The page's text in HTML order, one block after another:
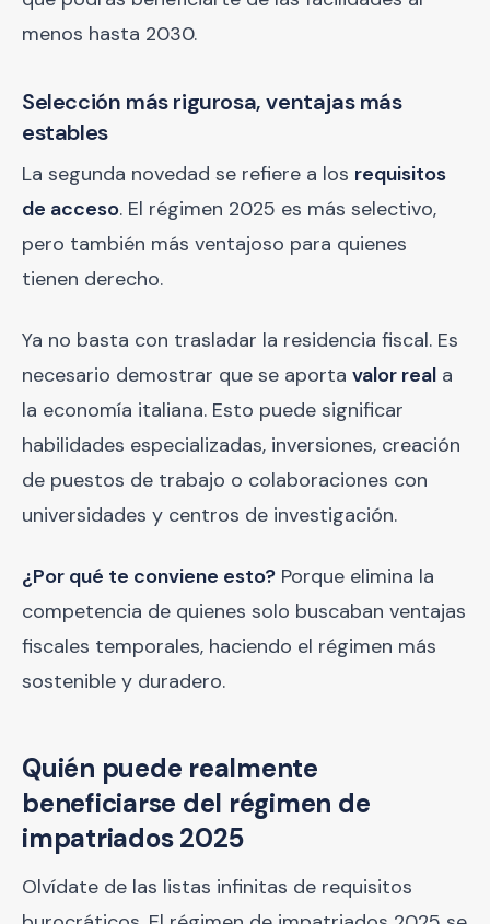
menos hasta 2030.
Selección más rigurosa, ventajas más
estables
La segunda novedad se refiere a los requisitos
de acceso. El régimen 2025 es más selectivo,
pero también más ventajoso para quienes
tienen derecho.
Ya no basta con trasladar la residencia fiscal. Es
necesario demostrar que se aporta valor real a
la economía italiana. Esto puede significar
habilidades especializadas, inversiones, creación
de puestos de trabajo o colaboraciones con
universidades y centros de investigación.
¿Por qué te conviene esto? Porque elimina la
competencia de quienes solo buscaban ventajas
fiscales temporales, haciendo el régimen más
sostenible y duradero.
Quién puede realmente
beneficiarse del régimen de
impatriados 2025
Olvídate de las listas infinitas de requisitos